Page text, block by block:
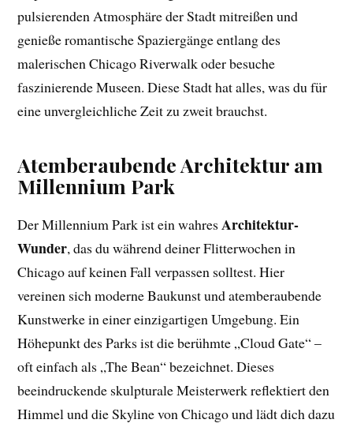
pulsierenden Atmosphäre der Stadt mitreißen und
genieße romantische Spaziergänge entlang des
malerischen Chicago Riverwalk oder besuche
faszinierende Museen. Diese Stadt hat alles, was du für
eine unvergleichliche Zeit zu zweit brauchst.
Atemberaubende Architektur am
Millennium Park
Der Millennium Park ist ein wahresArchitektur-
Wunder, das du während deiner Flitterwochen in
Chicago auf keinen Fall verpassen solltest. Hier
vereinen sich moderne Baukunst und atemberaubende
Kunstwerke in einer einzigartigen Umgebung. Ein
Höhepunkt des Parks ist die berühmte „Cloud Gate“ –
oft einfach als „The Bean“ bezeichnet. Dieses
beeindruckende skulpturale Meisterwerk reflektiert den
Himmel und die Skyline von Chicago und lädt dich dazu